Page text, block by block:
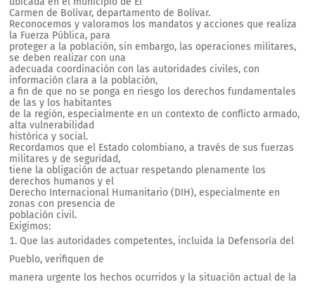
Carmen de Bolívar, departamento de Bolívar.
Reconocemos y valoramos los mandatos y acciones que realiza
la Fuerza Pública, para
proteger a la población, sin embargo, las operaciones militares,
se deben realizar con una
adecuada coordinación con las autoridades civiles, con
información clara a la población,
a fin de que no se ponga en riesgo los derechos fundamentales
de las y los habitantes
de la región, especialmente en un contexto de conflicto armado,
alta vulnerabilidad
histórica y social.
Recordamos que el Estado colombiano, a través de sus fuerzas
militares y de seguridad,
tiene la obligación de actuar respetando plenamente los
derechos humanos y el
Derecho Internacional Humanitario (DIH), especialmente en
zonas con presencia de
población civil.
Exigimos:
Que las autoridades competentes, incluida la Defensoría del
Pueblo, verifiquen de
manera urgente los hechos ocurridos y la situación actual de la